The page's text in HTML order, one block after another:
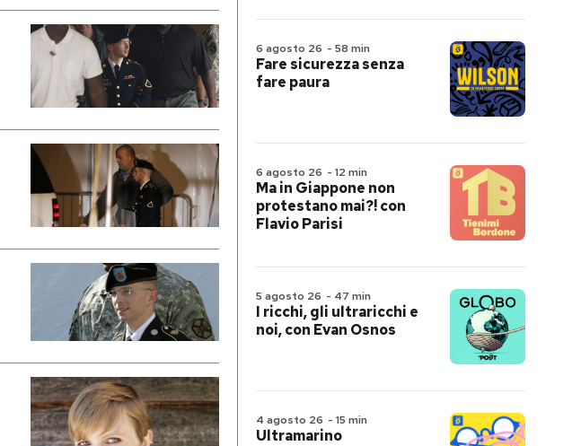
6 agosto 26 - 58 min
Fare sicurezza senza
fare paura
6 agosto 26 - 12 min
Ma in Giappone non
protestano mai?! con
Flavio Parisi
5 agosto 26 - 47 min
I ricchi, gli ultraricchi e
noi, con Evan Osnos
4 agosto 26 - 15 min
Ultramarino